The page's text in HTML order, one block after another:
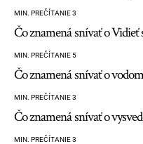
MIN. PREČÍTANIE 3
Čo znamená snívať o Vidieť
MIN. PREČÍTANIE 5
Čo znamená snívať o
MIN. PREČÍTANIE 3
Čo znamená snívať o
MIN. PREČÍTANIE 3